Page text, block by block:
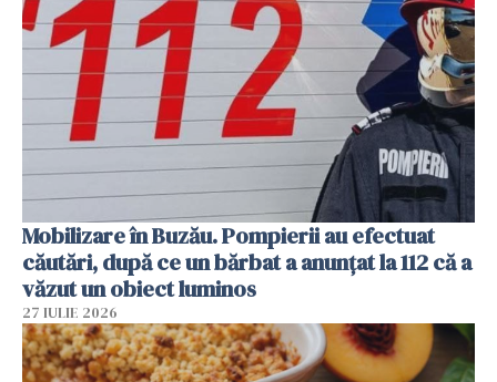
Mobilizare în Buzău. Pompierii au efectuat
căutări, după ce un bărbat a anunțat la 112 că a
văzut un obiect luminos
27 IULIE 2026